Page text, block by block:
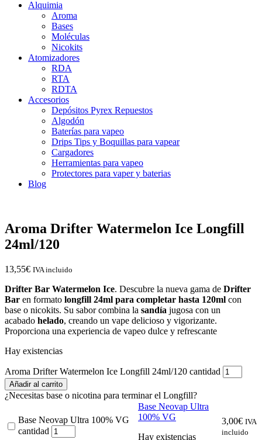
Alquimia
Aroma
Bases
Moléculas
Nicokits
Atomizadores
RDA
RTA
RDTA
Accesorios
Depósitos Pyrex Repuestos
Algodón
Baterías para vapeo
Drips Tips y Boquillas para vapear
Cargadores
Herramientas para vapeo
Protectores para vaper y baterias
Blog
Aroma Drifter Watermelon Ice Longfill
24ml/120
13,55€ IVA incluido
Drifter Bar Watermelon Ice. Descubre la nueva gama de Drifter
Bar en formato longfill 24ml para completar hasta 120ml con
base o nicokits. Su sabor combina la sandía jugosa con un
acabado helado, creando un vape delicioso y vigorizante.
Proporciona una experiencia de vapeo dulce y refrescante
Hay existencias
Aroma Drifter Watermelon Ice Longfill 24ml/120 cantidad
Añadir al carrito
¿Necesitas base o nicotina para terminar el Longfill?
Base Neovap Ultra 100% VG
cantidad
Base Neovap Ultra
100% VG
Hay existencias
3,00€ IVA
incluido